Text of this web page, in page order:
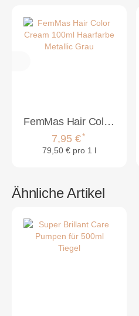
FemMas Hair Color Cream 100ml Haarfarbe Metallic Grau
7,95 €*
79,50 € pro 1 l
Ähnliche Artikel